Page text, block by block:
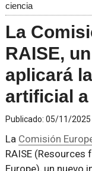
ciencia
La
RAISE,
aplicará
artificial
Publicado: 05/11/2025
La Comisión
RAISE
Europe), un nuevo